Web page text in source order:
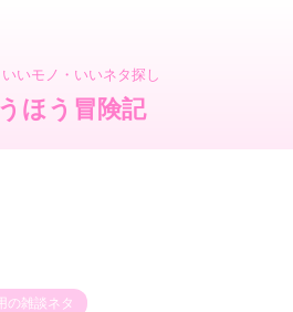
いモノ・いいネタ探し
ほう冒険記
の雑談ネタ